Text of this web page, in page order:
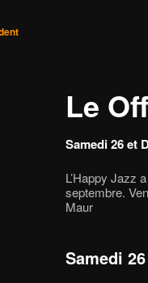
Le
Samedi 26 et
L’Happy Jazz
septembre.
Maur
Samedi